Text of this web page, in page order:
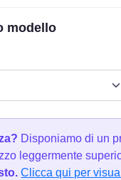
modello
Disponiamo di un
leggermente
Clicca qui per